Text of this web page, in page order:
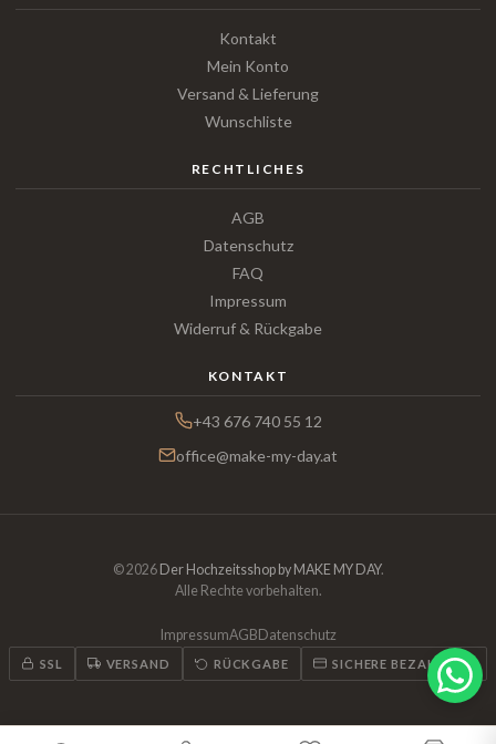
Kontakt
Mein Konto
Versand & Lieferung
Wunschliste
RECHTLICHES
AGB
Datenschutz
FAQ
Impressum
Widerruf & Rückgabe
KONTAKT
+43 676 740 55 12
office@make-my-day.at
© 2026 Der Hochzeitsshop by MAKE MY DAY.
Alle Rechte vorbehalten.
ImpressumAGBDatenschutz
SSL VERSAND RÜCKGABE SICHERE BEZAHLUNG